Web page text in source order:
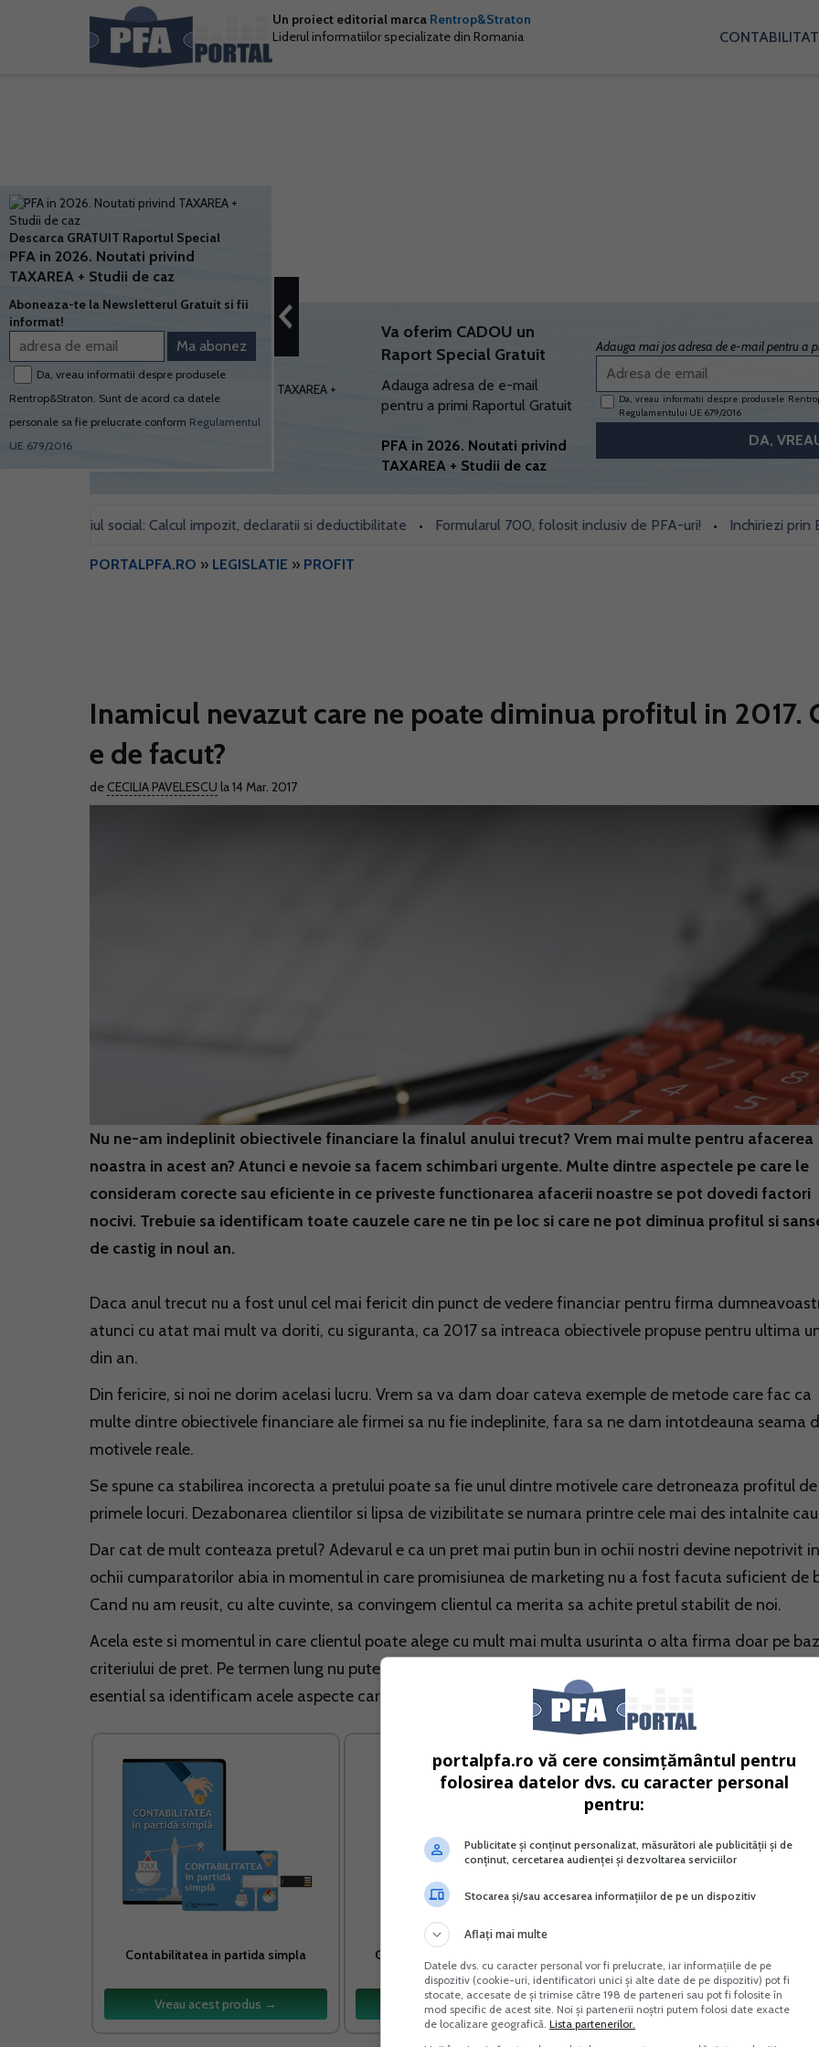
Un proiect editorial marca Rentrop&Straton
Liderul informatiilor specializate din Romania
Va oferim CADOU un
Raport Special Gratuit
Adauga adresa de e-mail
pentru a primi Raportul Gratuit
PFA in 2026. Noutati privind
TAXAREA + Studii de caz
Adauga mai jos adresa de e-mail pentru a
Da, vreau informatii despre produsele
Regulamentului UE 679/2016
sediul social: Calcul impozit, declaratii si deductibilitate • Formularul 700, folosit inclusiv de PFA-uri! • Inchiriezi prin
PORTALPFA.RO » LEGISLATIE » PROFIT
Inamicul nevazut care ne poate diminua profitul in 2017.
e de facut?
de CECILIA PAVELESCU la 14 Mar. 2017
Nu ne-am indeplinit obiectivele financiare la finalul anului trecut? Vrem mai multe pentru afacerea
noastra in acest an? Atunci e nevoie sa facem schimbari urgente. Multe dintre aspectele pe care le
consideram corecte sau eficiente in ce priveste functionarea afacerii noastre se pot dovedi factori
nocivi. Trebuie sa identificam toate cauzele care ne tin pe loc si care ne pot diminua profitul si
de castig in noul an.
Daca anul trecut nu a fost unul cel mai fericit din punct de vedere financiar pentru firma
atunci cu atat mai mult va doriti, cu siguranta, ca 2017 sa intreaca obiectivele propuse pentru ultima
din an.
Din fericire, si noi ne dorim acelasi lucru. Vrem sa va dam doar cateva exemple de metode care fac ca
multe dintre obiectivele financiare ale firmei sa nu fie indeplinite, fara sa ne dam intotdeauna seama
motivele reale.
Se spune ca stabilirea incorecta a pretului poate sa fie unul dintre motivele care detroneaza profitul
primele locuri. Dezabonarea clientilor si lipsa de vizibilitate se numara printre cele mai des intalnite
Dar cat de mult conteaza pretul? Adevarul e ca un pret mai putin bun in ochii nostri devine nepotrivit in
ochii cumparatorilor abia in momentul in care promisiunea de marketing nu a fost facuta suficient de
Cand nu am reusit, cu alte cuvinte, sa convingem clientul ca merita sa achite pretul stabilit de noi.
Acela este si momentul in care clientul poate alege cu mult mai multa usurinta o alta firma doar pe
criteriului de pret. Pe termen lung nu putem concura cu alte firme numai din acest punct de vedere.
esential sa identificam acele aspecte care ne trag firma in jos si sa le corectam in timp util.
Contabilitatea in partida simpla
Vreau acest produs →
Cresterea prepelitelor japoneze
Vreau acest produs →
comerciale PFA ONG
Vreau acest produs →
Descarca GRATUIT Raportul Special
PFA in 2026. Noutati privind
TAXAREA + Studii de caz
Aboneaza-te la Newsletterul Gratuit si fii
informat!
Da, vreau informatii despre produsele
Rentrop&Straton. Sunt de acord ca datele
personale sa fie prelucrate conform Regulamentul
UE 679/2016
portalpfa.ro vă cere consimțământul pentru
folosirea datelor dvs. cu caracter personal
pentru:
Publicitate și conținut personalizat, măsurători ale publicității și de
conținut, cercetarea audienței și dezvoltarea serviciilor
Stocarea și/sau accesarea informațiilor de pe un dispozitiv
Aflați mai multe
Datele dvs. cu caracter personal vor fi prelucrate, iar informațiile de pe
dispozitiv (cookie-uri, identificatori unici și alte date de pe dispozitiv) pot fi
stocate, accesate de și trimise către 198 de parteneri sau pot fi folosite în
mod specific de acest site. Noi și partenerii noștri putem folosi date exacte
de localizare geografică. Lista partenerilor.